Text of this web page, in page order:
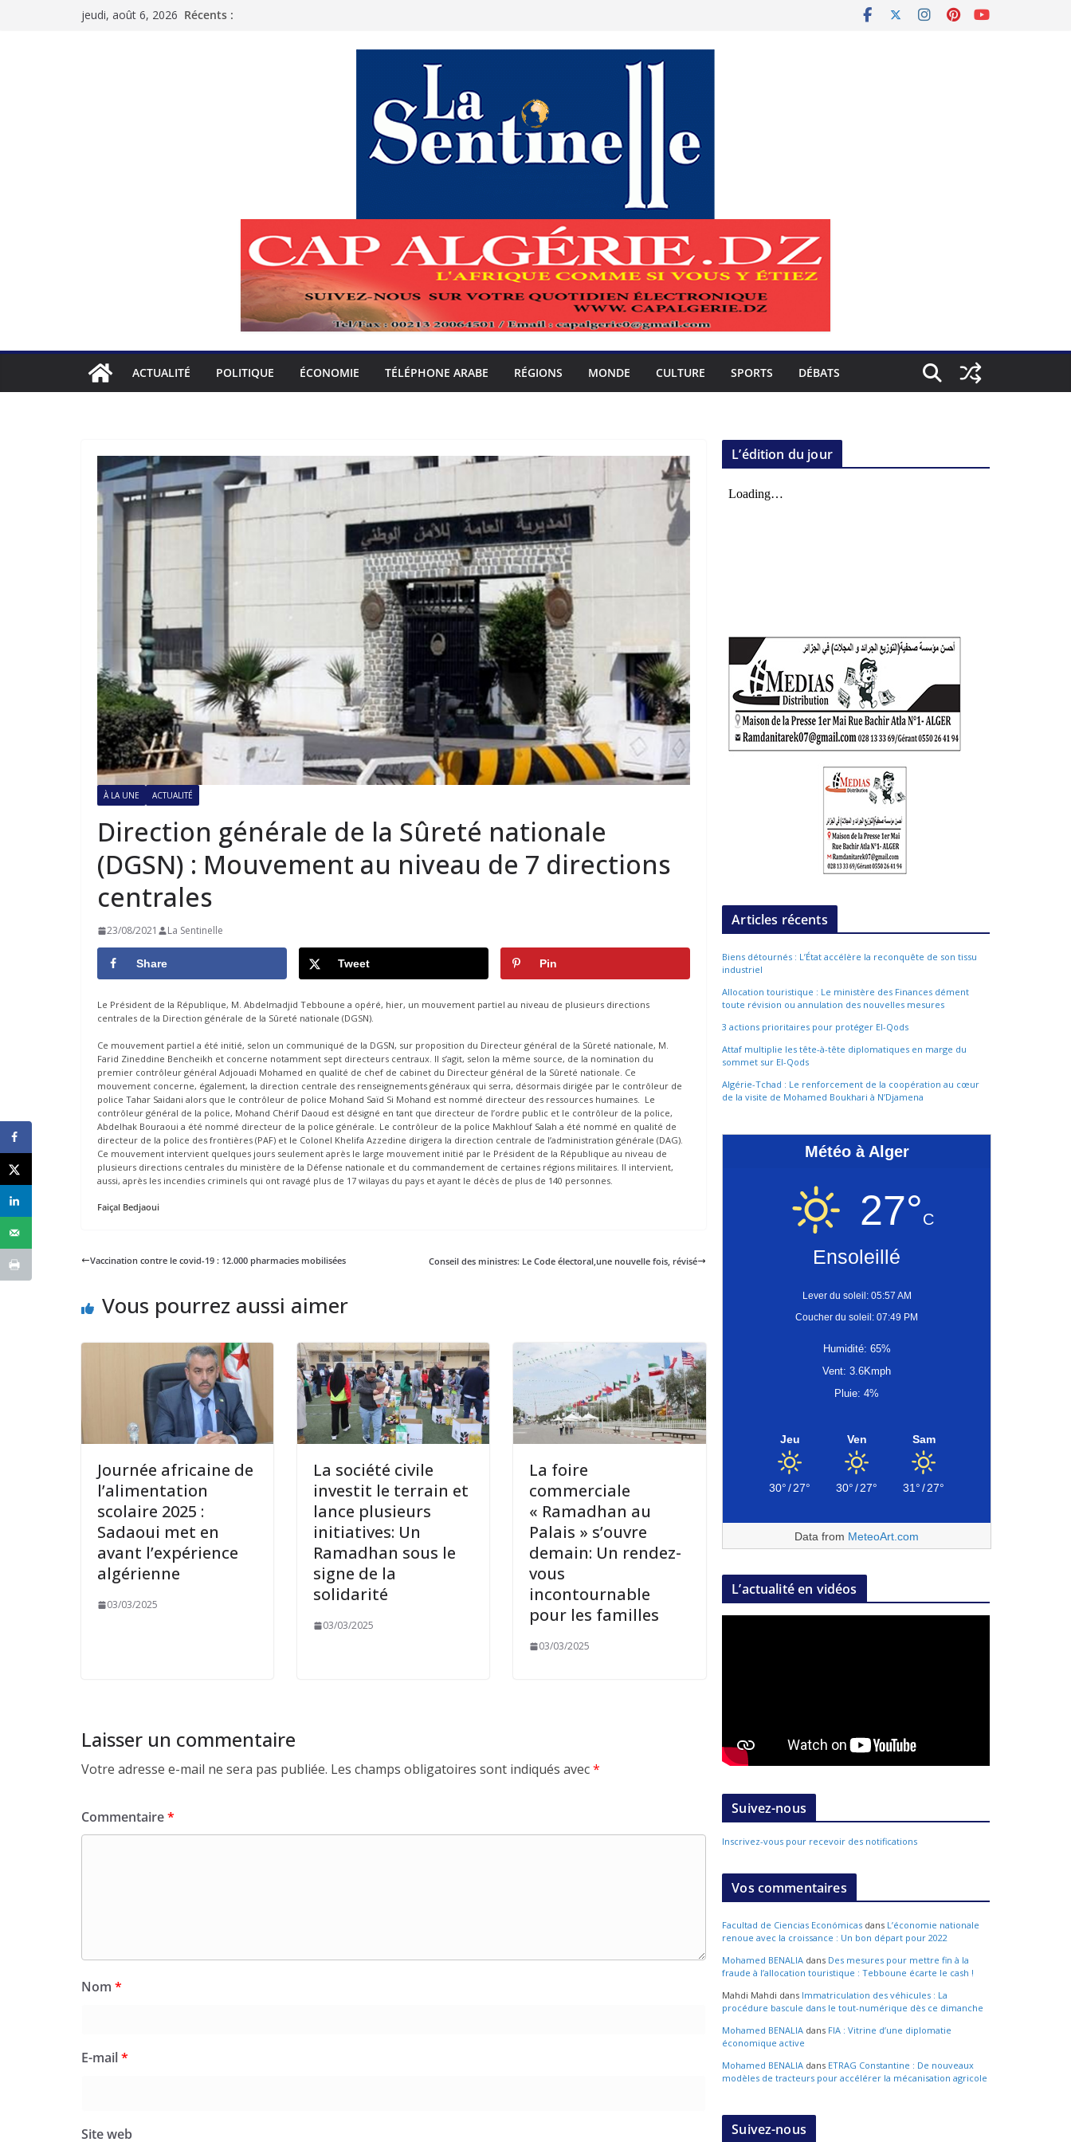
jeudi, août 6, 2026 Récents :
ACTUALITÉ POLITIQUE ÉCONOMIE TÉLÉPHONE ARABE RÉGIONS MONDE CULTURE SPORTS DÉBATS
À LA UNE ACTUALITÉ
Direction générale de la Sûreté nationale
(DGSN) : Mouvement au niveau de 7 directions
centrales
23/08/2021 La Sentinelle
Share Tweet Pin
Le Président de la République, M. Abdelmadjid Tebboune a opéré, hier, un mouvement partiel au niveau de plusieurs directions
centrales de la Direction générale de la Sûreté nationale (DGSN).
Ce mouvement partiel a été initié, selon un communiqué de la DGSN, sur proposition du Directeur général de la Sûreté nationale, M.
Farid Zineddine Bencheikh et concerne notamment sept directeurs centraux. Il s’agit, selon la même source, de la nomination du
premier contrôleur général Adjouadi Mohamed en qualité de chef de cabinet du Directeur général de la Sûreté nationale. Ce
mouvement concerne, également, la direction centrale des renseignements généraux qui serra, désormais dirigée par le contrôleur de
police Tahar Saidani alors que le contrôleur de police Mohand Saïd Si Mohand est nommé directeur des ressources humaines. Le
contrôleur général de la police, Mohand Chérif Daoud est désigné en tant que directeur de l’ordre public et le contrôleur de la police,
Abdelhak Bouraoui a été nommé directeur de la police générale. Le contrôleur de la police Makhlouf Salah a été nommé en qualité de
directeur de la police des frontières (PAF) et le Colonel Khelifa Azzedine dirigera la direction centrale de l’administration générale (DAG).
Ce mouvement intervient quelques jours seulement après le large mouvement initié par le Président de la République au niveau de
plusieurs directions centrales du ministère de la Défense nationale et du commandement de certaines régions militaires. Il intervient,
aussi, après les incendies criminels qui ont ravagé plus de 17 wilayas du pays et ayant le décès de plus de 140 personnes.
Faiçal Bedjaoui
Vaccination contre le covid-19 : 12.000 pharmacies mobilisées Conseil des ministres: Le Code électoral,une nouvelle fois, révisé
Vous pourrez aussi aimer
Journée africaine de
l’alimentation
scolaire 2025 :
Sadaoui met en
avant l’expérience
algérienne
03/03/2025
La société civile
investit le terrain et
lance plusieurs
initiatives: Un
Ramadhan sous le
signe de la
solidarité
03/03/2025
La foire
commerciale
« Ramadhan au
Palais » s’ouvre
demain: Un rendez-
vous
incontournable
pour les familles
03/03/2025
Laisser un commentaire
Votre adresse e-mail ne sera pas publiée. Les champs obligatoires sont indiqués avec*
Commentaire*
Nom *
E-mail*
Site web
L’édition du jour
Articles récents
Biens détournés : L’État accélère la reconquête de son tissu
industriel
Allocation touristique : Le ministère des Finances dément
toute révision ou annulation des nouvelles mesures
3 actions prioritaires pour protéger El-Qods
Attaf multiplie les tête-à-tête diplomatiques en marge du
sommet sur El-Qods
Algérie-Tchad : Le renforcement de la coopération au cœur
de la visite de Mohamed Boukhari à N’Djamena
Météo à Alger
27°C
Ensoleillé
Lever du soleil: 05:57 AM
Coucher du soleil: 07:49 PM
Humidité: 65%
Vent: 3.6Kmph
Pluie: 4%
Jeu
30°/27°
Ven
30°/27°
Sam
31°/27°
Data from MeteoArt.com
L’actualité en vidéos
Suivez-nous
Inscrivez-vous pour recevoir des notifications
Vos commentaires
Facultad de Ciencias Económicas dans L’économie nationale
renoue avec la croissance : Un bon départ pour 2022
Mohamed BENALIA dans Des mesures pour mettre fin à la
fraude à l’allocation touristique : Tebboune écarte le cash !
Mahdi Mahdi dans Immatriculation des véhicules : La
procédure bascule dans le tout-numérique dès ce dimanche
Mohamed BENALIA dans FIA : Vitrine d’une diplomatie
économique active
Mohamed BENALIA dans ETRAG Constantine : De nouveaux
modèles de tracteurs pour accélérer la mécanisation agricole
Suivez-nous